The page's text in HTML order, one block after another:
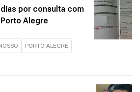
por consulta com
Alegre
PORTO ALEGRE